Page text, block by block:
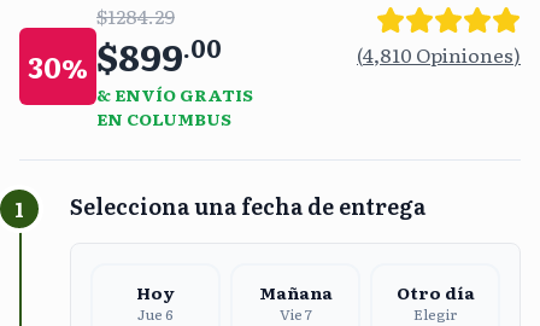
30%
$1284.29
$899.00
& ENVÍO GRATIS
EN COLUMBUS
(4,810 Opiniones)
1 Selecciona una fecha de entrega
Hoy
Jue 6
Mañana
Vie 7
Otro día
Elegir